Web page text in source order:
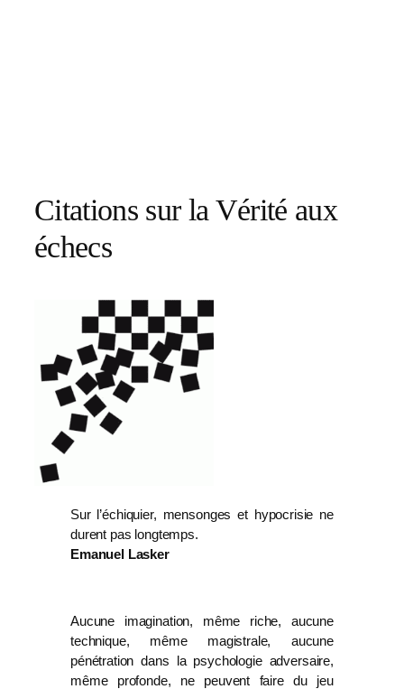
Citations sur la Vérité aux
échecs
Sur l’échiquier, mensonges et hypocrisie ne
durent pas longtemps.
Emanuel Lasker
Aucune imagination, même riche, aucune
technique, même magistrale, aucune
pénétration dans la psychologie adversaire,
même profonde, ne peuvent faire du jeu